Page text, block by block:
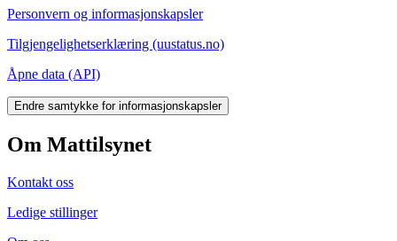
Personvern og informasjonskapsler
Tilgjengelighetserklæring (uustatus.no)
Åpne data (API)
Endre samtykke for informasjonskapsler
Om Mattilsynet
Kontakt oss
Ledige stillinger